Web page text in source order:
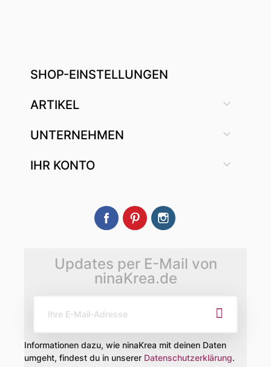
SHOP-EINSTELLUNGEN
ARTIKEL 
UNTERNEHMEN 
IHR KONTO 
FacebookPinterest
Updates per E-Mail von
ninaKrea.de
Informationen dazu, wie ninaKrea mit deinen Daten
umgeht, findest du in unserer Datenschutzerklärung.